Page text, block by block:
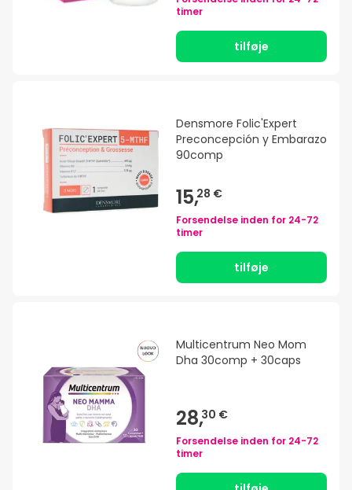
timer
tilføje
Densmore Folic'Expert
Preconcepción y Embarazo
90comp
15,28 €
Forsendelse inden for 24-72
timer
tilføje
Multicentrum Neo Mom
Dha 30comp + 30caps
28,30 €
Forsendelse inden for 24-72
timer